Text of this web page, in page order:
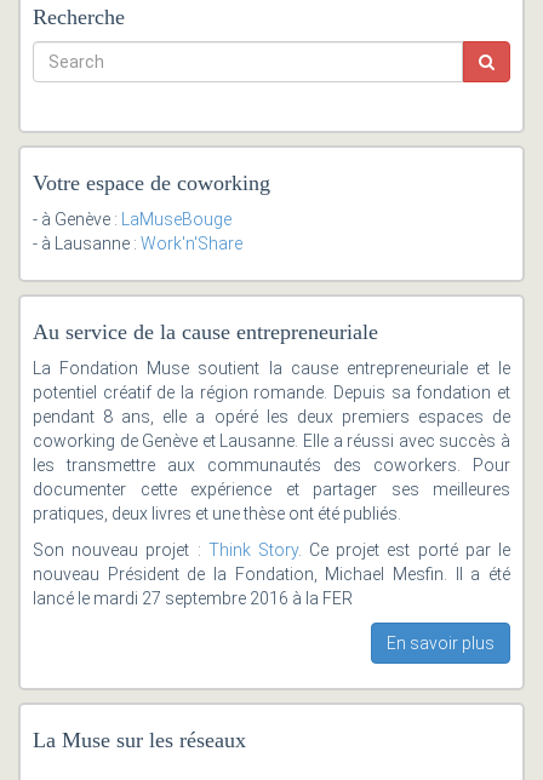
Recherche
Votre espace de coworking
- à Genève : LaMuseBouge
- à Lausanne : Work'n'Share
Au service de la cause entrepreneuriale
La Fondation Muse soutient la cause entrepreneuriale et le
potentiel créatif de la région romande. Depuis sa fondation et
pendant 8 ans, elle a opéré les deux premiers espaces de
coworking de Genève et Lausanne. Elle a réussi avec succès à
les transmettre aux communautés des coworkers. Pour
documenter cette expérience et partager ses meilleures
pratiques, deux livres et une thèse ont été publiés.
Son nouveau projet : Think Story. Ce projet est porté par le
nouveau Président de la Fondation, Michael Mesfin. Il a été
lancé le mardi 27 septembre 2016 à la FER
En savoir plus
La Muse sur les réseaux